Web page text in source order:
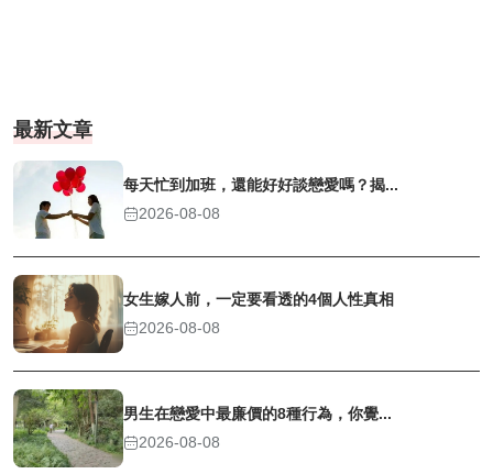
最新文章
每天忙到加班，還能好好談戀愛嗎？揭...
2026-08-08
女生嫁人前，一定要看透的4個人性真相
2026-08-08
男生在戀愛中最廉價的8種行為，你覺...
2026-08-08